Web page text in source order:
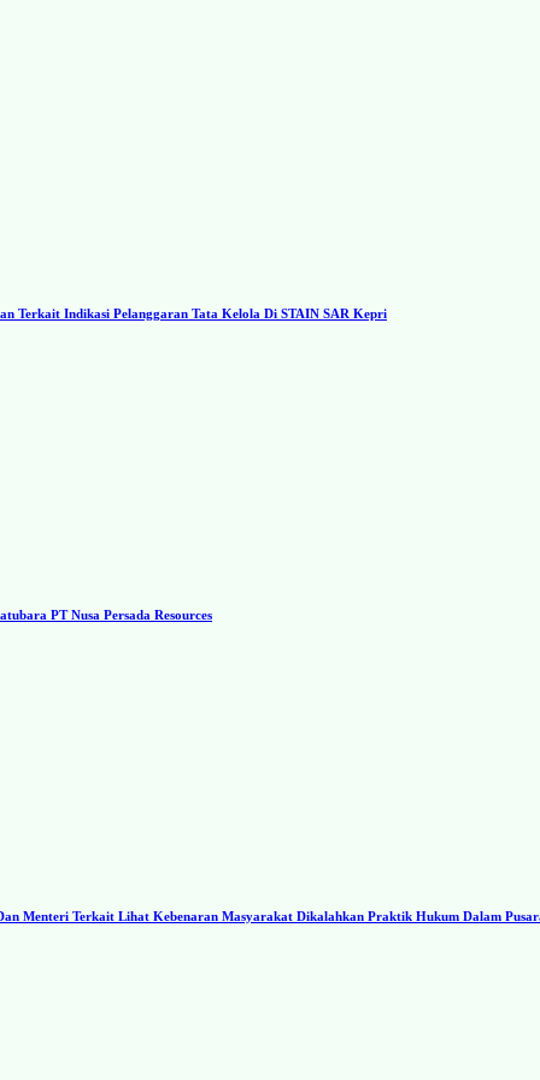
Terkait Indikasi Pelanggaran Tata Kelola Di STAIN SAR Kepri
PT Nusa Persada Resources
Menteri Terkait Lihat Kebenaran Masyarakat Dikalahkan Praktik Hukum Dalam